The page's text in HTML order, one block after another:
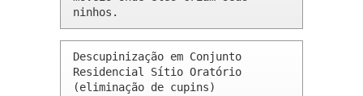
ninhos.
Descupinização em Conjunto
Residencial Sítio Oratório
(eliminação de cupins)